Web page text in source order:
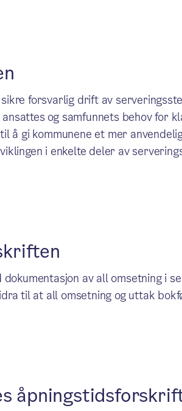
forsvarlig drift av
og samfunnets behov for
å gi kommunene et mer
i enkelte deler av
av all omsetning i
til at all omsetning og uttak